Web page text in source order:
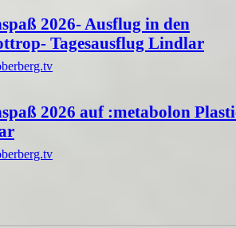
2026- Ausflug in den
Tagesausflug Lindlar
2026 auf :metabolon